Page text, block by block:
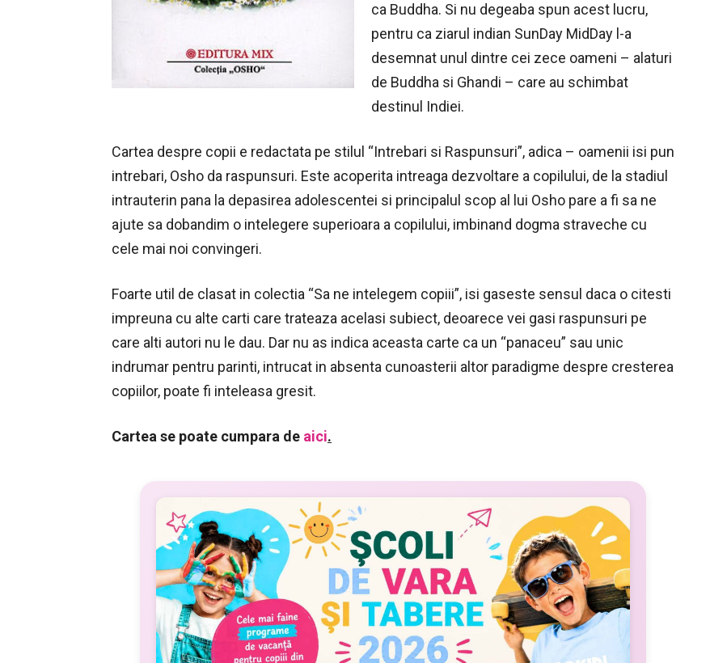
ca Buddha. Si nu degeaba spun acest lucru,
pentru ca ziarul indian SunDay MidDay l-a
desemnat unul dintre cei zece oameni – alaturi
de Buddha si Ghandi – care au schimbat
destinul Indiei.
Cartea despre copii e redactata pe stilul “Intrebari si Raspunsuri”, adica – oamenii isi pun
intrebari, Osho da raspunsuri. Este acoperita intreaga dezvoltare a copilului, de la stadiul
intrauterin pana la depasirea adolescentei si principalul scop al lui Osho pare a fi sa ne
ajute sa dobandim o intelegere superioara a copilului, imbinand dogma straveche cu
cele mai noi convingeri.
Foarte util de clasat in colectia “Sa ne intelegem copiii”, isi gaseste sensul daca o citesti
impreuna cu alte carti care trateaza acelasi subiect, deoarece vei gasi raspunsuri pe
care alti autori nu le dau. Dar nu as indica aceasta carte ca un “panaceu” sau unic
indrumar pentru parinti, intrucat in absenta cunoasterii altor paradigme despre cresterea
copiilor, poate fi inteleasa gresit.
Cartea se poate cumpara de aici.